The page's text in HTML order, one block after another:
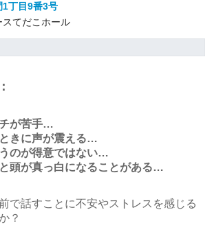
1丁目9番3号
てだこホール
チが苦手…
きに声が震える…
のが得意ではない…
頭が真っ白になることがある…
で話すことに不安やストレスを感じる
？